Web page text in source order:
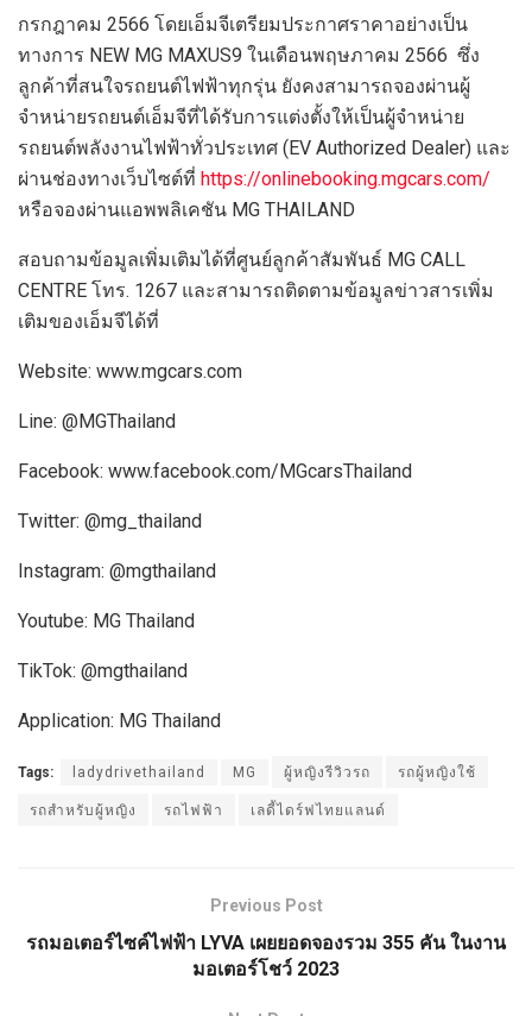
กรกฎาคม 2566 โดยเอ็มจีเตรียมประกาศราคาอย่างเป็น
ทางการ NEW MG MAXUS9 ในเดือนพฤษภาคม 2566 ซึ่ง
ลูกค้าที่สนใจรถยนต์ไฟฟ้าทุกรุ่น ยังคงสามารถจองผ่านผู้
จำหน่ายรถยนต์เอ็มจีที่ได้รับการแต่งตั้งให้เป็นผู้จำหน่าย
รถยนต์พลังงานไฟฟ้าทั่วประเทศ (EV Authorized Dealer) และ
ผ่านช่องทางเว็บไซต์ที่ https://onlinebooking.mgcars.com/
หรือจองผ่านแอพพลิเคชัน MG THAILAND
สอบถามข้อมูลเพิ่มเติมได้ที่ศูนย์ลูกค้าสัมพันธ์ MG CALL
CENTRE โทร. 1267 และสามารถติดตามข้อมูลข่าวสารเพิ่ม
เติมของเอ็มจีได้ที่
Website: www.mgcars.com
Line: @MGThailand
Facebook: www.facebook.com/MGcarsThailand
Twitter: @mg_thailand
Instagram: @mgthailand
Youtube: MG Thailand
TikTok: @mgthailand
Application: MG Thailand
Tags: ladydrivethailand MG ผู้หญิงรีวิวรถ รถผู้หญิงใช้
รถสำหรับผู้หญิง รถไฟฟ้า เลดี้ไดร์ฟไทยแลนด์
Previous Post
รถมอเตอร์ไซค์ไฟฟ้า LYVA เผยยอดจองรวม 355 คัน ในงาน
มอเตอร์โชว์ 2023